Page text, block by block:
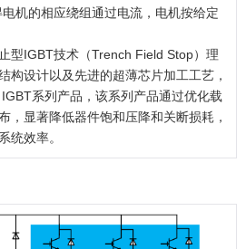
机的相应绕组通过电流，电机按给定
IGBT技术（Trench Field Stop）理
构设计以及先进的超薄芯片加工工艺，
系列产品，该系列产品通过优化载
，显著降低器件饱和压降和关断损耗，
统效率。